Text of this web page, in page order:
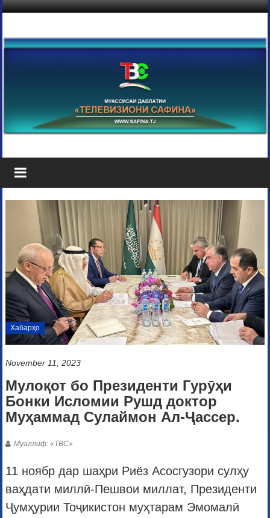
Хабарҳо
November 11, 2023
Мулоқот бо Президенти Гурӯҳи
Бонки Исломии Рушд доктор
Муҳаммад Сулаймон Ал-Ҷассер.
Муаллиф: «ТВС»
11 ноябр дар шаҳри Риёз Асосгузори сулҳу
ваҳдати миллӣ-Пешвои миллат, Президенти
Ҷумҳурии Тоҷикистон муҳтарам Эмомалӣ